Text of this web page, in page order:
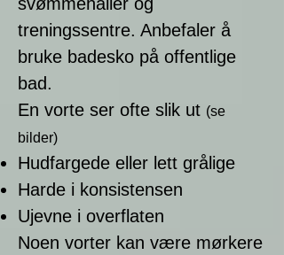
treningssentre. Anbefaler å
bruke badesko på offentlige
bad.
En vorte ser ofte slik ut (se
bilder)
Hudfargede eller lett grålige
Harde i konsistensen
Ujevne i overflaten
Noen vorter kan være mørkere